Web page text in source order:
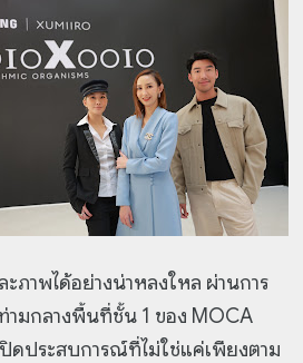
าพได้อย่างน่าหลงใหล ผ่านการ
ามกลางพื้นที่ชั้น 1 ของ MOCA
ปิดประสบการณ์ที่ไม่ใช่แค่เพียงตาม